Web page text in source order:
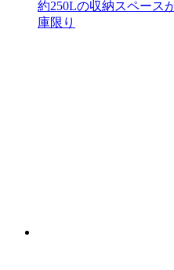
約250Lの収納スペース
庫限り